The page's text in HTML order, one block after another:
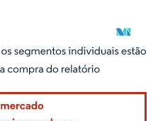
atribuição conforme CC BY 4.0.